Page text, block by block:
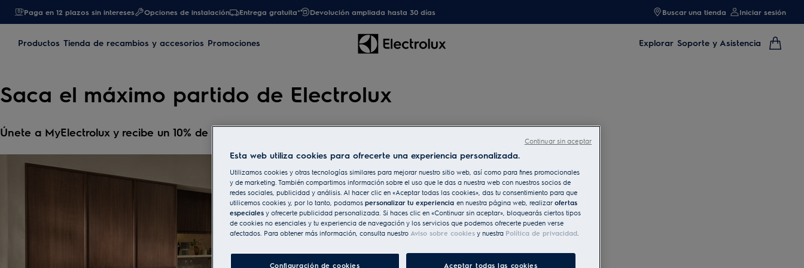
Paga en 12 plazos sin intereses Opciones de instalación Entrega gratuita* Devolución ampliada hasta 30 días Buscar una tienda Iniciar sesión
Productos Tienda de recambios y accesorios Promociones Explorar Soporte y Asistencia
Saca el máximo partido de Electrolux
Únete a MyElectrolux y recibe un 10% de descuento en tu próxima compra*
Esta web utiliza cookies para ofrecerte una experiencia personalizada.
Utilizamos cookies y otras tecnologías similares para mejorar nuestro sitio web, así como para fines promocionales
y de marketing. También compartimos información sobre el uso que le das a nuestra web con nuestros socios de
redes sociales, publicidad y análisis. Al hacer clic en «Aceptar todas las cookies», das tu consentimiento para que
utilicemos cookies y, por lo tanto, podamos personalizar tu experiencia en nuestra página web, realizar ofertas
especiales y ofrecerte publicidad personalizada. Si haces clic en «Continuar sin aceptar», bloquearás ciertos tipos
de cookies no esenciales y tu experiencia de navegación y los servicios que podemos ofrecerte pueden verse
afectados. Para obtener más información, consulta nuestro Aviso sobre cookies y nuestra Política de privacidad.
Configuración de cookies Aceptar todas las cookies
Continuar sin aceptar